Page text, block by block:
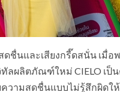
ชื่นและเสียงกรี๊ดสนั่น เมื่อ
ลผลิตภัณฑ์ใหม่ CIELO เ
วามสดชื่นแบบไม่รู้สึกผิดใ